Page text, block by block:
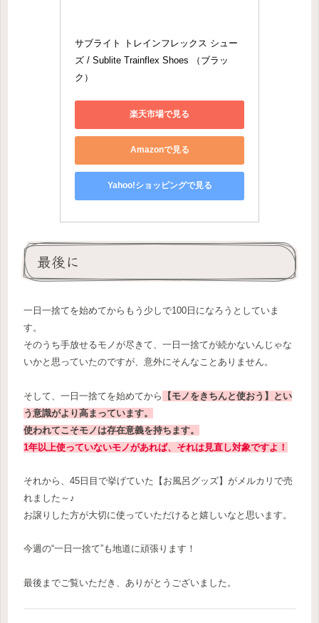
サブライト トレインフレックス シュー
ズ / Sublite Trainflex Shoes （ブラッ
ク）
楽天市場で見る
Amazonで見る
Yahoo!ショッピングで見る
最後に
一日一捨てを始めてからもう少しで100日になろうとしていま
す。
そのうち手放せるモノが尽きて、一日一捨てが続かないんじゃな
いかと思っていたのですが、意外にそんなことありません。
そして、一日一捨てを始めてから 【モノをきちんと使おう】とい
う意識がより高まっています。
使われてこそモノは存在意義を持ちます。
1年以上使っていないモノがあれば、それは見直し対象ですよ！
それから、45日目で挙げていた【お風呂グッズ】がメルカリで売
れました～♪
お譲りした方が大切に使っていただけると嬉しいなと思います。
今週の“一日一捨て”も地道に頑張ります！
最後までご覧いただき、ありがとうございました。